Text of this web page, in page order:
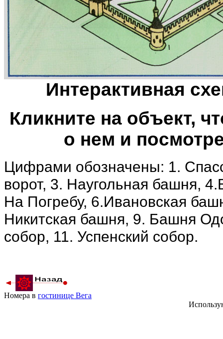
Интерактивная
Кликните на объект,
о нем и
Цифрами обозначены: 1.
ворот, 3. Наугольная башня,
На Погребу, 6.Ивановская
Никитская башня, 9. Башня
собор, 11. Успенский собор.
Номера в гостинице Вега